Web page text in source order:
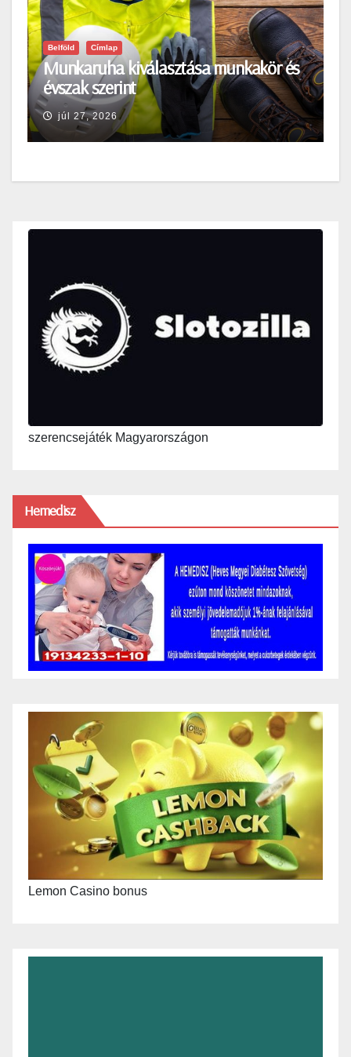
Belföld Címlap
Munkaruha kiválasztása munkakör és
évszak szerint
júl 27, 2026
szerencsejáték Magyarországon
Hemedisz
Lemon Casino bonus